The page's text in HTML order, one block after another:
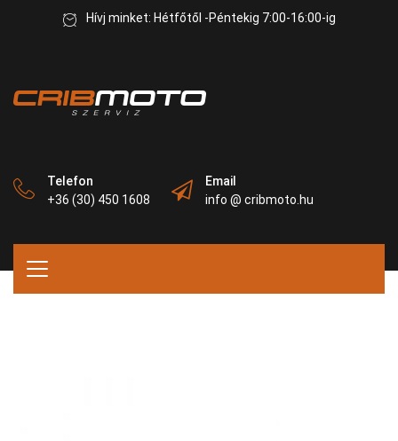
Hívj minket: Hétfőtől -Péntekig 7:00-16:00-ig
Telefon
+36 (30) 450 1608
Email
info @ cribmoto.hu